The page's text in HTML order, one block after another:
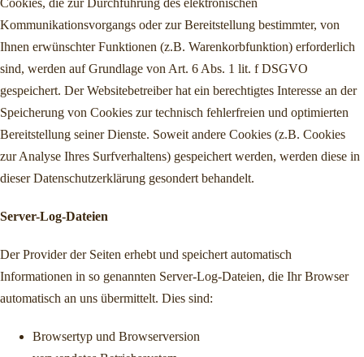
Kommunikationsvorgangs oder zur Bereitstellung bestimmter, von
Ihnen erwünschter Funktionen (z.B. Warenkorbfunktion) erforderlich
sind, werden auf Grundlage von Art. 6 Abs. 1 lit. f DSGVO
gespeichert. Der Websitebetreiber hat ein berechtigtes Interesse an der
Speicherung von Cookies zur technisch fehlerfreien und optimierten
Bereitstellung seiner Dienste. Soweit andere Cookies (z.B. Cookies
zur Analyse Ihres Surfverhaltens) gespeichert werden, werden diese in
dieser Datenschutzerklärung gesondert behandelt.
Server-Log-Dateien
Der Provider der Seiten erhebt und speichert automatisch
Informationen in so genannten Server-Log-Dateien, die Ihr Browser
automatisch an uns übermittelt. Dies sind:
Browsertyp und Browserversion